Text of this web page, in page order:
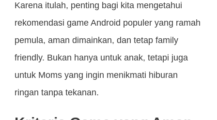
Karena itulah, penting bagi kita mengetahui
rekomendasi game Android populer yang ramah
pemula, aman dimainkan, dan tetap family
friendly. Bukan hanya untuk anak, tetapi juga
untuk Moms yang ingin menikmati hiburan
ringan tanpa tekanan.